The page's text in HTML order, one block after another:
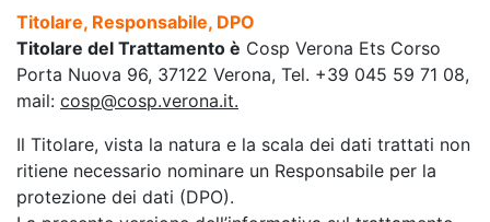
Titolare, Responsabile, DPO
Titolare del Trattamento è Cosp Verona Ets Corso
Porta Nuova 96, 37122 Verona, Tel. +39 045 59 71 08,
mail: cosp@cosp.verona.it.
Il Titolare, vista la natura e la scala dei dati trattati non
ritiene necessario nominare un Responsabile per la
protezione dei dati (DPO).